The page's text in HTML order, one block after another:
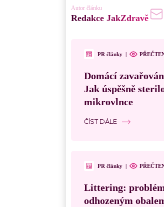
Autor článku
Redakce JakZdravě
PR články |
Domácí
Jak úspěšně
mikrovlnce
ČÍST DÁLE
PR články |
Littering:
odhozeným